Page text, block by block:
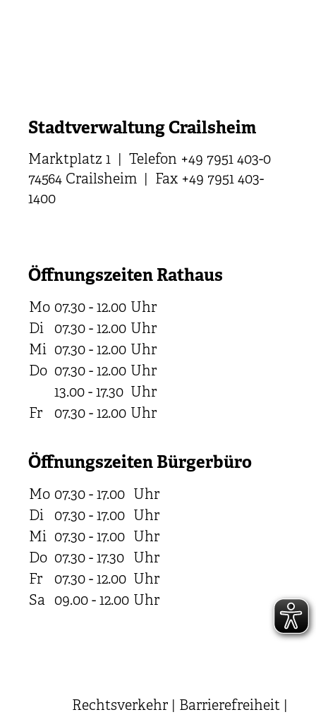
Stadtverwaltung Crailsheim
Marktplatz 1 | Telefon +49 7951 403-0
74564 Crailsheim | Fax +49 7951 403-
1400
Öffnungszeiten Rathaus
Mo 07.30 - 12.00 Uhr
Di
07.30 - 12.00 Uhr
Mi 07.30 - 12.00 Uhr
Do 07.30 - 12.00 Uhr
13.00 - 17.30 Uhr
Fr
07.30 - 12.00 Uhr
Öffnungszeiten Bürgerbüro
Mo 07.30 - 17.00 Uhr
Di
07.30 - 17.00 Uhr
Mi 07.30 - 17.00 Uhr
Do 07.30 - 17.30 Uhr
Fr
07.30 - 12.00 Uhr
Sa 09.00 - 12.00 Uhr
Rechtsverkehr Barrierefreiheit